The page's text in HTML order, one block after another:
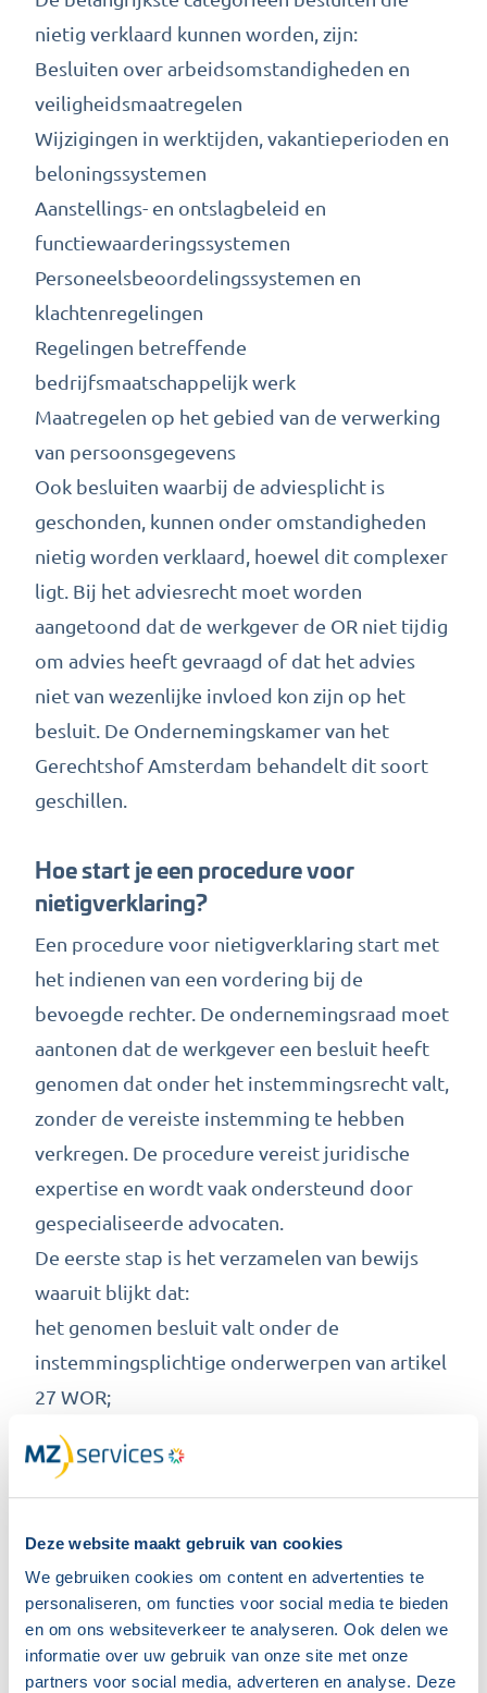
Deze website maakt gebruik van cookies
We gebruiken cookies om content en advertenties te
personaliseren, om functies voor social media te bieden
en om ons websiteverkeer te analyseren. Ook delen we
informatie over uw gebruik van onze site met onze
partners voor social media, adverteren en analyse. Deze
nietig verklaard kunnen worden, zijn:
Besluiten over arbeidsomstandigheden en
veiligheidsmaatregelen
Wijzigingen in werktijden, vakantieperioden en
beloningssystemen
Aanstellings- en ontslagbeleid en
functiewaarderingssystemen
Personeelsbeoordelingssystemen en
klachtenregelingen
Regelingen betreffende
bedrijfsmaatschappelijk werk
Maatregelen op het gebied van de verwerking
van persoonsgegevens
Ook besluiten waarbij de adviesplicht is
geschonden, kunnen onder omstandigheden
nietig worden verklaard, hoewel dit complexer
ligt. Bij het adviesrecht moet worden
aangetoond dat de werkgever de OR niet tijdig
om advies heeft gevraagd of dat het advies
niet van wezenlijke invloed kon zijn op het
besluit. De Ondernemingskamer van het
Gerechtshof Amsterdam behandelt dit soort
geschillen.
Hoe start je een procedure voor
nietigverklaring?
Een procedure voor nietigverklaring start met
het indienen van een vordering bij de
bevoegde rechter. De ondernemingsraad moet
aantonen dat de werkgever een besluit heeft
genomen dat onder het instemmingsrecht valt,
zonder de vereiste instemming te hebben
verkregen. De procedure vereist juridische
expertise en wordt vaak ondersteund door
gespecialiseerde advocaten.
De eerste stap is het verzamelen van bewijs
waaruit blijkt dat:
het genomen besluit valt onder de
instemmingsplichtige onderwerpen van artikel
27 WOR;
de werkgever geen instemming heeft gevraagd
aan de OR;
het besluit daadwerkelijk is uitgevoerd of zal
worden uitgevoerd.
Het is verstandig om voorafgaand aan een
gerechtelijke procedure eerst contact op te
nemen met de werkgever. Vaak kan een
oplossing worden gevonden door het besluit